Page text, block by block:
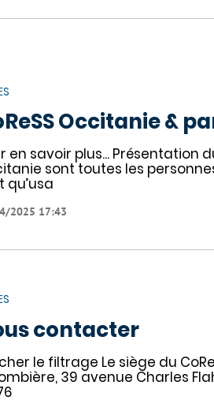
Occitanie &
en savoir plus... Présentation
sont toutes les
qu’usa
2025 17:43
contacter
le filtrage Le siège du
39 avenue Charles